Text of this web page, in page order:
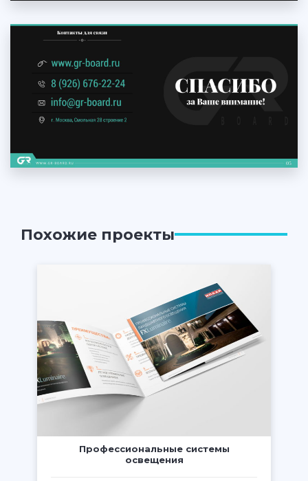
Похожие проекты
" class="lazy" alt="" />
Профессиональные системы
освещения